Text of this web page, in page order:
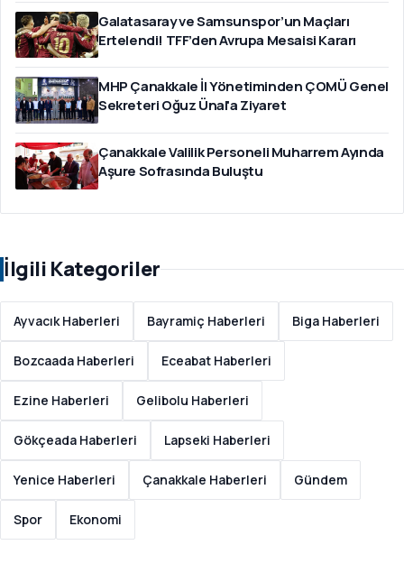
Galatasaray ve Samsunspor’un Maçları
Ertelendi! TFF’den Avrupa Mesaisi Kararı
MHP Çanakkale İl Yönetiminden ÇOMÜ Genel
Sekreteri Oğuz Ünal'a Ziyaret
Çanakkale Valilik Personeli Muharrem Ayında
Aşure Sofrasında Buluştu
İlgili Kategoriler
Ayvacık Haberleri Bayramiç Haberleri Biga Haberleri
Bozcaada Haberleri Eceabat Haberleri
Ezine Haberleri Gelibolu Haberleri
Gökçeada Haberleri Lapseki Haberleri
Yenice Haberleri Çanakkale Haberleri Gündem
Spor Ekonomi